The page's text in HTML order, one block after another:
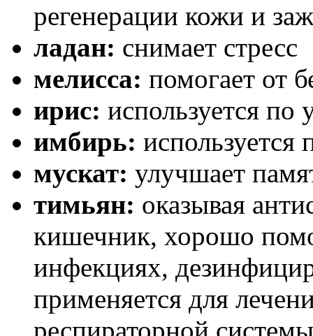
регенерации кожи и
ладан: снимает стресс
мелисса: помогает от
ирис: используется по
имбирь:
мускат: улучшает
тимьян: оказывая
кишечник, хорошо
инфекциях,
применяется для
респираторной